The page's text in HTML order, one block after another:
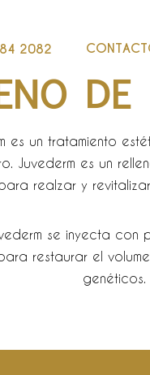
2082
un tratamiento
Juvederm es un
realzar y
se inyecta
restaurar el
genéticos.